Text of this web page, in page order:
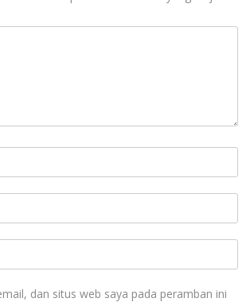
dan situs web saya pada peramban ini